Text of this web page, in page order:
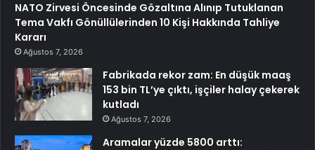
NATO Zirvesi Öncesinde Gözaltına Alınıp Tutuklanan
Tema Vakfı Gönüllülerinden 10 Kişi Hakkında Tahliye
Kararı
Ağustos 7, 2026
Fabrikada rekor zam: En düşük maaş
153 bin TL’ye çıktı, işçiler halay çekerek
kutladı
Ağustos 7, 2026
Aramalar yüzde 5800 arttı: